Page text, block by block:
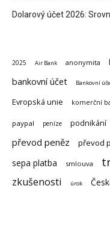
Dolarový účet 2026:
2025 Air Bank anonymita
bankovní účet Bankovní
Evropská unie komerční
paypal peníze podnikání
převod peněz převod
sepa platba smlouva
zkušenosti úrok